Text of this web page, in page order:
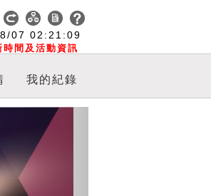
07 02:21:09
間及活動資訊
我的紀錄
Next